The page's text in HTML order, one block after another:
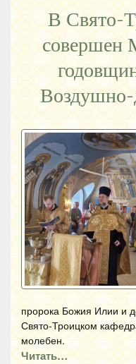
В Свято-
совершен
Воздушно-
пророка Божия Илии и
Свято-Троицком
молебен.
Читать…